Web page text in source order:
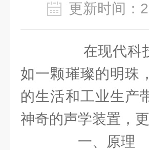
更新时间
在现代科技
如一颗璀璨的明珠
的生活和工业生产
神奇的声学装置，
一、原理